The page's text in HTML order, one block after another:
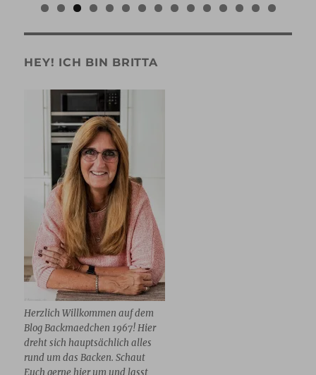
0 1 2 3 4 5
HEY! ICH BIN BRITTA
Herzlich Willkommen auf dem
Blog Backmaedchen 1967! Hier
dreht sich hauptsächlich alles
rund um das Backen. Schaut
Euch gerne hier um und lasst